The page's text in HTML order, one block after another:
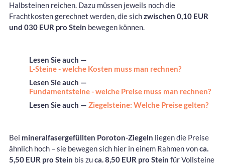
Halbsteinen reichen. Dazu müssen jeweils noch die
Frachtkosten gerechnet werden, die sichzwischen 0,10 EUR
und 030 EUR pro Stein bewegen können.
Lesen Sie auch —
L-Steine - welche Kosten muss man rechnen?
Lesen Sie auch —
Fundamentsteine - welche Preise muss man rechnen?
Lesen Sie auch — Ziegelsteine: Welche Preise gelten?
Bei mineralfasergefüllten Poroton-Ziegeln liegen die Preise
ähnlich hoch – sie bewegen sich hier in einem Rahmen vonca.
5,50 EUR pro Stein bis zuca. 8,50 EUR pro Stein für Vollsteine